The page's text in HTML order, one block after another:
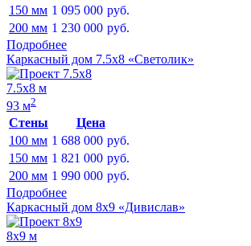
150 мм 1 095 000 руб.
200 мм 1 230 000 руб.
Подробнее
Каркасный дом 7.5х8 «Светолик»
7.5х8 м
93 м2
Стены
Цена
100 мм 1 688 000 руб.
150 мм 1 821 000 руб.
200 мм 1 990 000 руб.
Подробнее
Каркасный дом 8х9 «Дивислав»
8х9 м